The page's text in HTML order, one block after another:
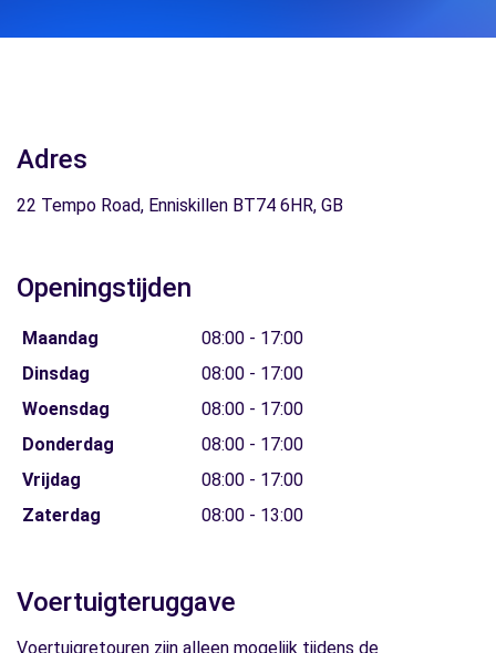
Adres
22 Tempo Road, Enniskillen BT74 6HR, GB
Openingstijden
Maandag
08:00 - 17:00
Dinsdag
08:00 - 17:00
Woensdag
08:00 - 17:00
Donderdag
08:00 - 17:00
Vrijdag
08:00 - 17:00
Zaterdag
08:00 - 13:00
Voertuigteruggave
Voertuigretouren zijn alleen mogelijk tijdens de